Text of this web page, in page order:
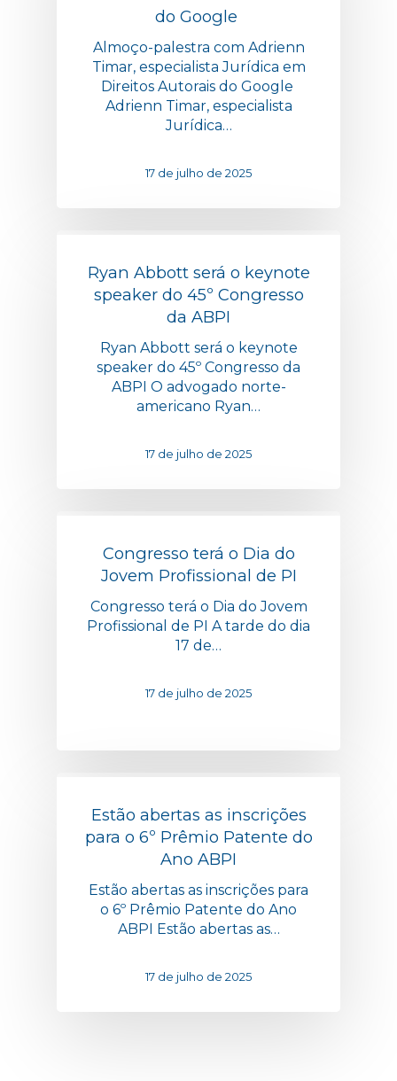
do Google
Almoço-palestra com Adrienn
Timar, especialista Jurídica em
Direitos Autorais do Google
Adrienn Timar, especialista
Jurídica…
17 de julho de 2025
Ryan Abbott será o keynote
speaker do 45º Congresso
da ABPI
Ryan Abbott será o keynote
speaker do 45º Congresso da
ABPI O advogado norte-
americano Ryan…
17 de julho de 2025
Congresso terá o Dia do
Jovem Profissional de PI
Congresso terá o Dia do Jovem
Profissional de PI A tarde do dia
17 de…
17 de julho de 2025
Estão abertas as inscrições
para o 6º Prêmio Patente do
Ano ABPI
Estão abertas as inscrições para
o 6º Prêmio Patente do Ano
ABPI Estão abertas as…
17 de julho de 2025